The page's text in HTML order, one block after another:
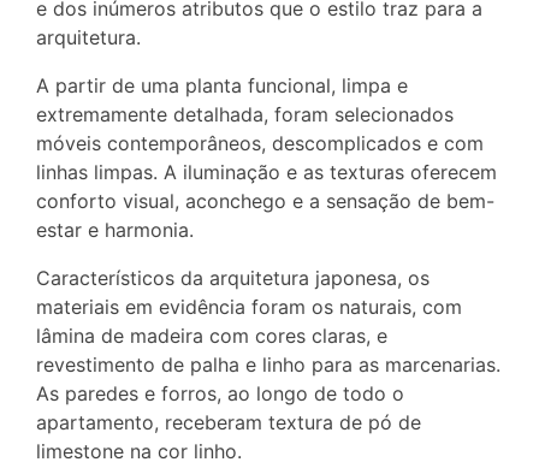
e dos inúmeros atributos que o estilo traz para a
arquitetura.
A partir de uma planta funcional, limpa e
extremamente detalhada, foram selecionados
móveis contemporâneos, descomplicados e com
linhas limpas. A iluminação e as texturas oferecem
conforto visual, aconchego e a sensação de bem-
estar e harmonia.
Característicos da arquitetura japonesa, os
materiais em evidência foram os naturais, com
lâmina de madeira com cores claras, e
revestimento de palha e linho para as marcenarias.
As paredes e forros, ao longo de todo o
apartamento, receberam textura de pó de
limestone na cor linho.